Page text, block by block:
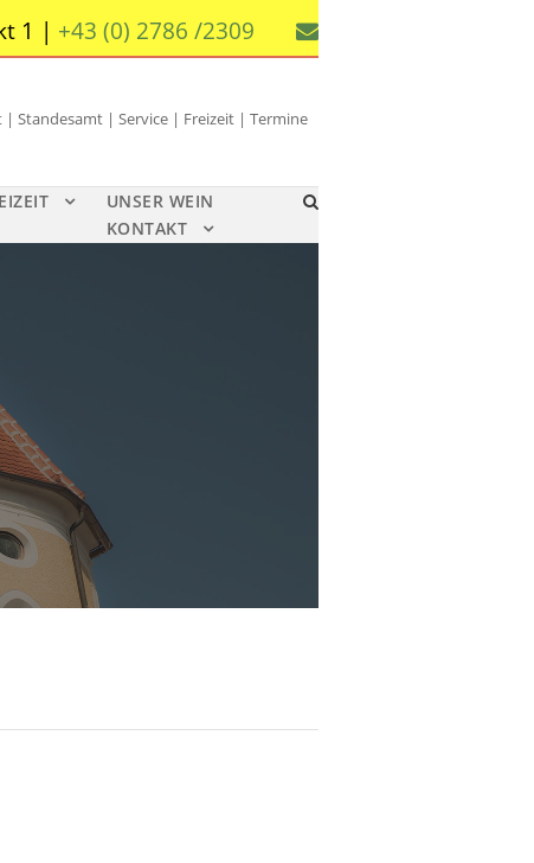
1 | +43 (0) 2786 /2309
| Standesamt | Service | Freizeit | Termine
UNSER WEIN
KONTAKT